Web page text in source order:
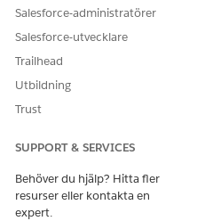
undersökningssvaren?
Vilka är de minst betygsatta
Salesforce-administratörer
Salesforce-utvecklare
Trailhead
Utbildning
Trust
SUPPORT & SERVICES
Behöver du hjälp? Hitta fler
resurser eller kontakta en
expert.